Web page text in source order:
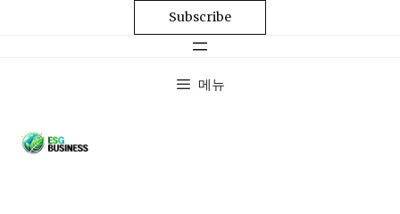
Subscribe
메뉴